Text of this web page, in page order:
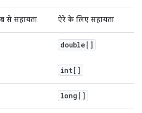
से सहायता ऐरे के लिए सहायता
double[]
int[]
long[]